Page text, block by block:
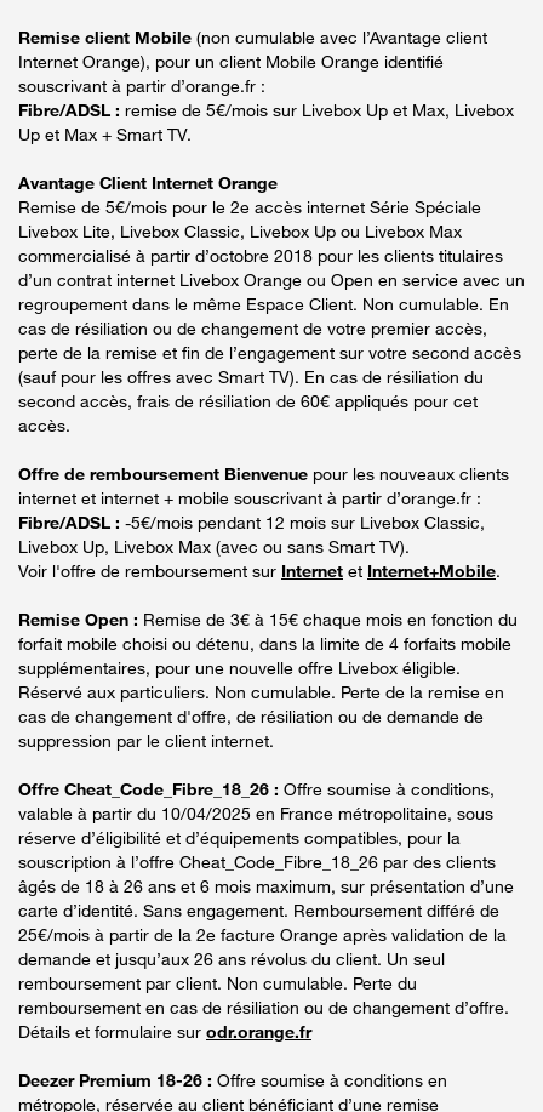
Remise client Mobile (non cumulable avec l’Avantage client
Internet Orange), pour un client Mobile Orange identifié
souscrivant à partir d’orange.fr :
Fibre/ADSL : remise de 5€/mois sur Livebox Up et Max, Livebox
Up et Max + Smart TV.
Avantage Client Internet Orange
Remise de 5€/mois pour le 2e accès internet Série Spéciale
Livebox Lite, Livebox Classic, Livebox Up ou Livebox Max
commercialisé à partir d’octobre 2018 pour les clients titulaires
d’un contrat internet Livebox Orange ou Open en service avec un
regroupement dans le même Espace Client. Non cumulable. En
cas de résiliation ou de changement de votre premier accès,
perte de la remise et fin de l’engagement sur votre second accès
(sauf pour les offres avec Smart TV). En cas de résiliation du
second accès, frais de résiliation de 60€ appliqués pour cet
accès.
Offre de remboursement Bienvenue pour les nouveaux clients
internet et internet + mobile souscrivant à partir d’orange.fr :
Fibre/ADSL : -5€/mois pendant 12 mois sur Livebox Classic,
Livebox Up, Livebox Max (avec ou sans Smart TV).
Voir l'offre de remboursement sur Internet et Internet+Mobile.
Remise Open : Remise de 3€ à 15€ chaque mois en fonction du
forfait mobile choisi ou détenu, dans la limite de 4 forfaits mobile
supplémentaires, pour une nouvelle offre Livebox éligible.
Réservé aux particuliers. Non cumulable. Perte de la remise en
cas de changement d'offre, de résiliation ou de demande de
suppression par le client internet.
Offre Cheat_Code_Fibre_18_26 : Offre soumise à conditions,
valable à partir du 10/04/2025 en France métropolitaine, sous
réserve d’éligibilité et d’équipements compatibles, pour la
souscription à l’offre Cheat_Code_Fibre_18_26 par des clients
âgés de 18 à 26 ans et 6 mois maximum, sur présentation d’une
carte d’identité. Sans engagement. Remboursement différé de
25€/mois à partir de la 2e facture Orange après validation de la
demande et jusqu’aux 26 ans révolus du client. Un seul
remboursement par client. Non cumulable. Perte du
remboursement en cas de résiliation ou de changement d’offre.
Détails et formulaire sur odr.orange.fr
Deezer Premium 18-26 : Offre soumise à conditions en
métropole, réservée au client bénéficiant d’une remise